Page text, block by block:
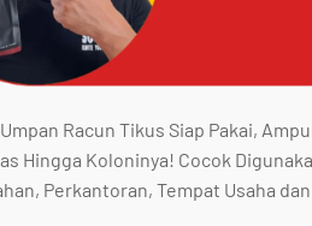
Racun Tikus Siap Pakai,
Hingga Koloninya! Cocok
Perkantoran, Tempat Usaha